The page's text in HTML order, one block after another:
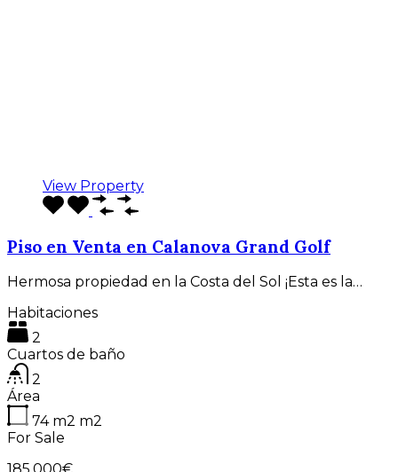
View Property
Piso en Venta en Calanova Grand Golf
Hermosa propiedad en la Costa del Sol ¡Esta es la…
Habitaciones
2
Cuartos de baño
2
Área
74 m2 m2
For Sale